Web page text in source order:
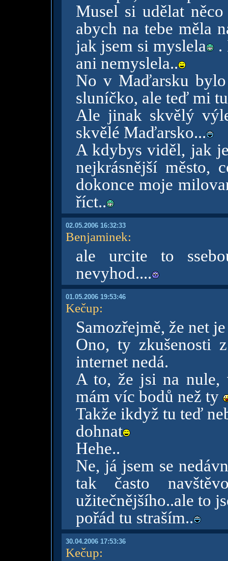
Musel si udělat
abych na tebe měla
jak jsem si myslela
.
ani nemyslela..
No v Maďarsku
sluníčko, ale teď mi
Ale jinak skvělý
skvělé Maďarsko...
A kdybys viděl, jak
nejkrásnější město,
dokonce moje
říct..
02.05.2006 16:32:33
Benjaminek:
ale urcite to
nevyhod....
01.05.2006 19:53:46
Kečup:
Samozřejmě, že net
Ono, ty zkušenosti
internet nedá.
A to, že jsi na nule,
mám víc bodů než ty
Takže ikdyž tu teď
dohnat
Hehe..
Ne, já jsem se
tak často
užitečnějšího..ale to
pořád tu straším..
30.04.2006 17:53:36
Kečup: